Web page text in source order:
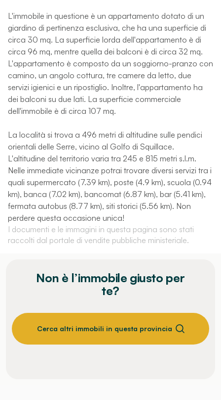
L'immobile in questione è un appartamento dotato di un
giardino di pertinenza esclusiva, che ha una superficie di
circa 30 mq. La superficie lorda dell'appartamento è di
circa 96 mq, mentre quella dei balconi è di circa 32 mq.
L'appartamento è composto da un soggiorno-pranzo con
camino, un angolo cottura, tre camere da letto, due
servizi igienici e un ripostiglio. Inoltre, l'appartamento ha
dei balconi su due lati. La superficie commerciale
dell'immobile è di circa 107 mq.
La località si trova a 496 metri di altitudine sulle pendici
orientali delle Serre, vicino al Golfo di Squillace.
L'altitudine del territorio varia tra 245 e 815 metri s.l.m.
Nelle immediate vicinanze potrai trovare diversi servizi tra i
quali supermercato (7.39 km), poste (4.9 km), scuola (0.94
km), banca (7.02 km), bancomat (6.87 km), bar (5.41 km),
fermata autobus (8.77 km), siti storici (5.56 km). Non
perdere questa occasione unica!
I documenti e le immagini in questa pagina sono stati
raccolti dal portale di vendite pubbliche ministeriale.
Non è l’immobile giusto per
te?
Cerca altri immobili in questa provincia